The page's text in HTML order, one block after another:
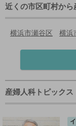
近くの市区町村か
横浜市瀬谷区 横浜
産婦人科トピックス